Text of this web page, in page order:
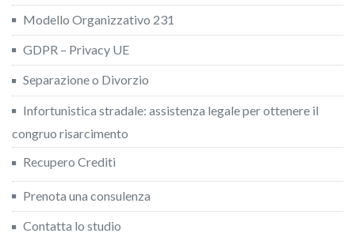
Modello Organizzativo 231
GDPR – Privacy UE
Separazione o Divorzio
Infortunistica stradale: assistenza legale per ottenere il
congruo risarcimento
Recupero Crediti
Prenota una consulenza
Contatta lo studio